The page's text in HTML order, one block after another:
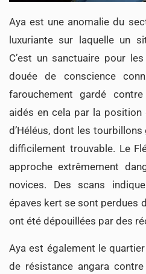
Aya est une anomalie du
luxuriante sur laquelle un
C’est un sanctuaire pour
douée de conscience
farouchement gardé
aidés en cela par la position
d’Héléus, dont les
difficilement trouvable. Le
approche extrêmement
novices. Des scans
épaves kert se sont perdues
ont été dépouillées par des
Aya est également le
de résistance angara